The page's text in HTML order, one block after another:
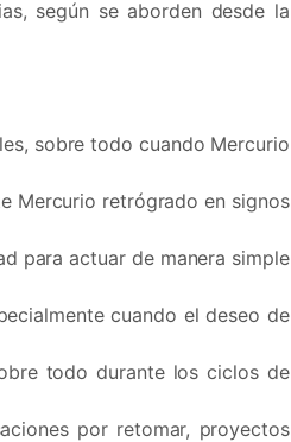
según se aborden desde la
sobre todo cuando Mercurio
Mercurio retrógrado en signos
para actuar de manera simple
cuando el deseo de
todo durante los ciclos de
por retomar, proyectos